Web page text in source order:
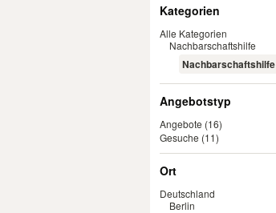
Kategorien
Alle Kategorien
Nachbarschaftshilfe
Nachbarschaftshilfe
Angebotstyp
Angebote (16)
Gesuche (11)
Ort
Deutschland
Berlin